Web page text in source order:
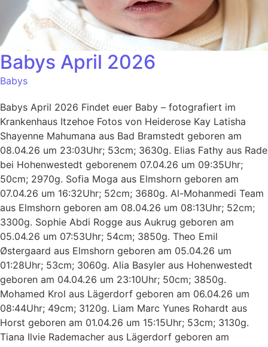
Babys April 2026
Babys
Babys April 2026 Findet euer Baby – fotografiert im
Krankenhaus Itzehoe Fotos von Heiderose Kay Latisha
Shayenne Mahumana aus Bad Bramstedt geboren am
08.04.26 um 23:03Uhr; 53cm; 3630g. Elias Fathy aus Rade
bei Hohenwestedt geborenem 07.04.26 um 09:35Uhr;
50cm; 2970g. Sofia Moga aus Elmshorn geboren am
07.04.26 um 16:32Uhr; 52cm; 3680g. Al-Mohanmedi Team
aus Elmshorn geboren am 08.04.26 um 08:13Uhr; 52cm;
3300g. Sophie Abdi Rogge aus Aukrug geboren am
05.04.26 um 07:53Uhr; 54cm; 3850g. Theo Emil
Østergaard aus Elmshorn geboren am 05.04.26 um
01:28Uhr; 53cm; 3060g. Alia Basyler aus Hohenwestedt
geboren am 04.04.26 um 23:10Uhr; 50cm; 3850g.
Mohamed Krol aus Lägerdorf geboren am 06.04.26 um
08:44Uhr; 49cm; 3120g. Liam Marc Yunes Rohardt aus
Horst geboren am 01.04.26 um 15:15Uhr; 53cm; 3130g.
Tiana Ilvie Rademacher aus Lägerdorf geboren am